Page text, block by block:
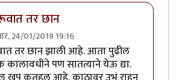
तर छान
24/01/2019 19:16
तर छान झाली आहे. आता पुढील
कालावधीने पण सातत्याने येऊ द्या.